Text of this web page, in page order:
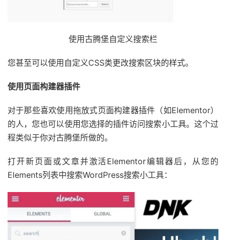
使用古腾堡自定义搜​​索栏
您甚至可以使用自定义CSS类更改搜索区块的样式。
使用页面构建器插件
对于那些喜欢使用拖放式页面构建器插件（如Elementor）
的人，您也可以使用您选择的插件访问搜索小工具。这个过
程类似于你对古腾堡所做的。
打开新页面或文章并激活Elementor编辑器后，从您的
Elements列表中搜索WordPress搜索小工具：